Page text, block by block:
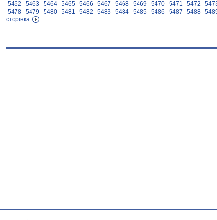
5462
5463 5464 5465 5466 5467 5468 5469 5470 5471 5472
5478
5479 5480 5481 5482 5483 5484 5485 5486 5487 5488
сторінка